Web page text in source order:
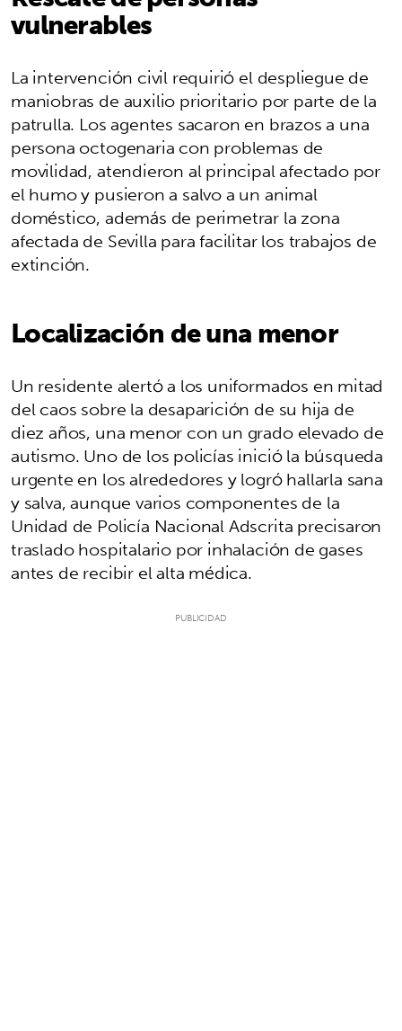
vulnerables
La intervención civil requirió el despliegue de
maniobras de auxilio prioritario por parte de la
patrulla. Los agentes sacaron en brazos a una
persona octogenaria con problemas de
movilidad, atendieron al principal afectado por
el humo y pusieron a salvo a un animal
doméstico, además de perimetrar la zona
afectada de Sevilla para facilitar los trabajos de
extinción.
Localización de una menor
Un residente alertó a los uniformados en mitad
del caos sobre la desaparición de su hija de
diez años, una menor con un grado elevado de
autismo. Uno de los policías inició la búsqueda
urgente en los alrededores y logró hallarla sana
y salva, aunque varios componentes de la
Unidad de Policía Nacional Adscrita precisaron
traslado hospitalario por inhalación de gases
antes de recibir el alta médica.